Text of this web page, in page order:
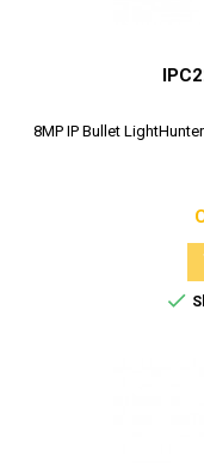
8MP IP Bullet
